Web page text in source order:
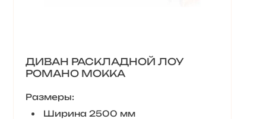
ДИВАН РАСКЛАДНОЙ ЛОУ
РОМАНО МОККА
Размеры:
Ширина 2500 мм